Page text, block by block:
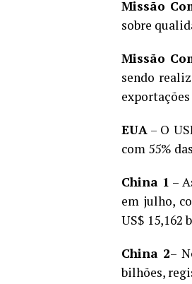
Missão
sobre
Missão
sendo
EUA – O
com 55%
China 1 –
em julho,
US$ 15,162
China 2–
bilhões,